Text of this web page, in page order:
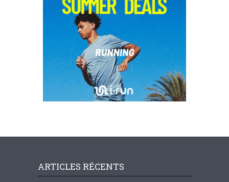
ARTICLES RÉCENTS